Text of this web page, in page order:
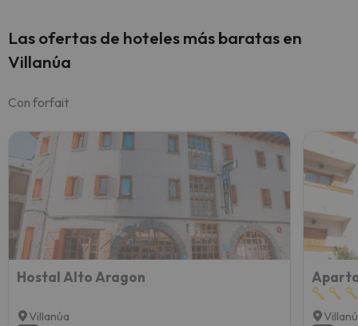
Las ofertas de hoteles más baratas en
Villanúa
Con forfait
Hostal Alto Aragon
Villanúa